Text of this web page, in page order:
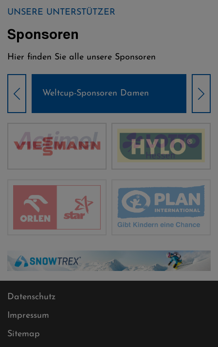
UNSERE UNTERSTÜTZER
Sponsoren
Hier finden Sie alle unsere Sponsoren
Weltcup-Sponsoren Damen